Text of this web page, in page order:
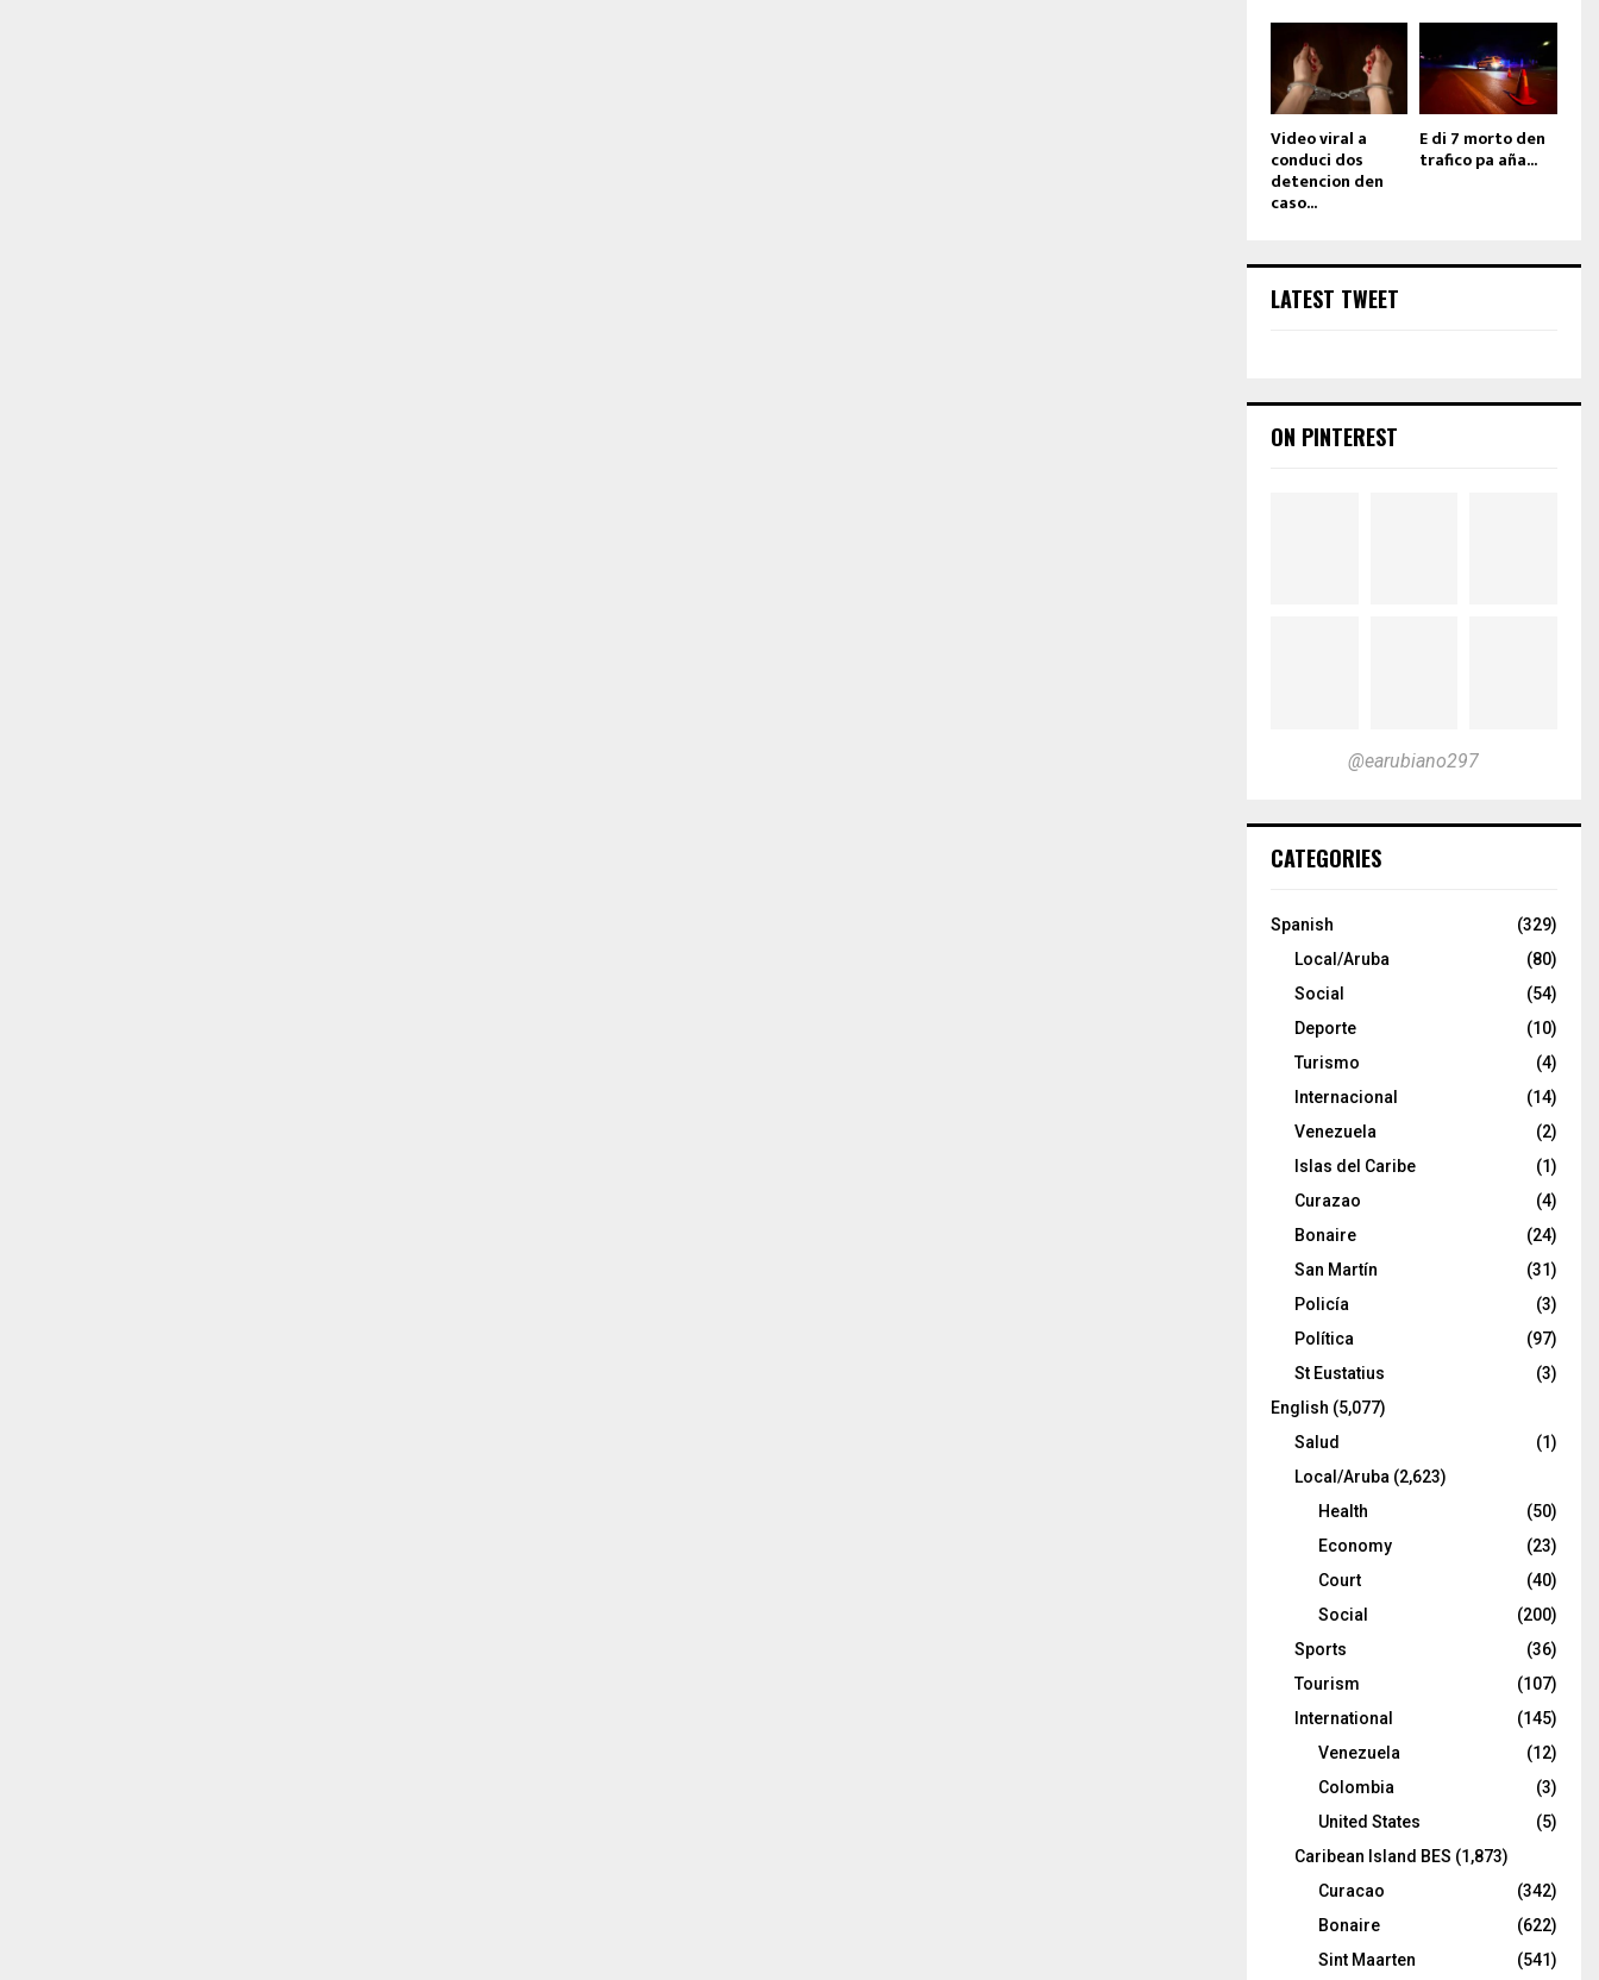
Video viral a
conduci dos
detencion den
caso...
E di 7 morto den
trafico pa aña...
LATEST TWEET
ON PINTEREST
@earubiano297
CATEGORIES
Spanish
(329)
Local/Aruba
(80)
Social
(54)
Deporte
(10)
Turismo
(4)
Internacional
(14)
Venezuela
(2)
Islas del Caribe
(1)
Curazao
(4)
Bonaire
(24)
San Martín
(31)
Policía
(3)
Política
(97)
St Eustatius
(3)
English (5,077)
Salud
(1)
Local/Aruba (2,623)
Health
(50)
Economy
(23)
Court
(40)
Social
(200)
Sports
(36)
Tourism
(107)
International
(145)
Venezuela
(12)
Colombia
(3)
United States
(5)
Caribean Island BES (1,873)
Curacao
(342)
Bonaire
(622)
Sint Maarten
(541)